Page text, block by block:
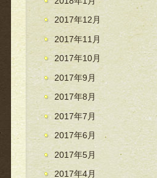
2017年12月
2017年11月
2017年10月
2017年9月
2017年8月
2017年7月
2017年6月
2017年5月
2017年4月